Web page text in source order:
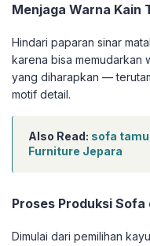
Menjaga Warna Kain
Hindari paparan sinar
karena bisa memudarkan
yang diharapkan —
motif detail.
Also Read: sofa
Furniture Jepara
Proses Produksi
Dimulai dari pemilihan